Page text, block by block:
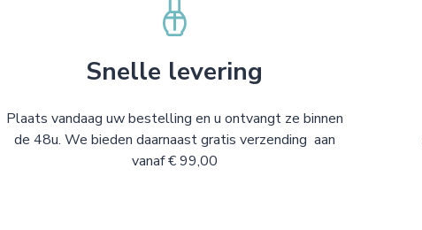
Snelle levering
Plaats vandaag uw bestelling en u ontvangt ze binnen
de 48u. We bieden daarnaast gratis verzending aan
vanaf € 99,00